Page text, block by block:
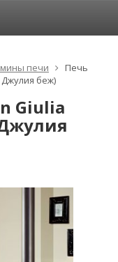
печи
Печь
беж)
Giulia